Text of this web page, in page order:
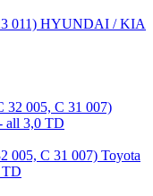
011) HYUNDAI / KIA
005, C 31 007) Toyota
TD